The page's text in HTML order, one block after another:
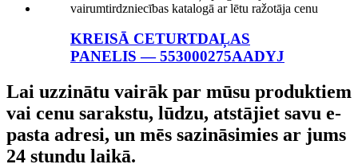
KREISĀ CETURTDAĻAS
PANELIS — 553000275AADYJ
Lai uzzinātu vairāk par mūsu produktiem
vai cenu sarakstu, lūdzu, atstājiet savu e-
pasta adresi, un mēs sazināsimies ar jums
24 stundu laikā.